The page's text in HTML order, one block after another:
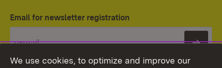
Email for newsletter registration
We use cookies, to optimize and improve our